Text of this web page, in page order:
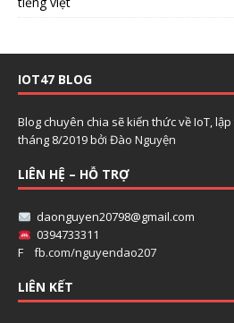
IOT47 BLOG
Blog chuyên chia sẽ kiến thức về IoT,
tháng 8/2019 bởi Đào Nguyện
LIÊN HỆ – HỖ TRỢ
daonguyen20798@gmail.com
0394733311
F fb.com/nguyendao207
LIÊN KẾT